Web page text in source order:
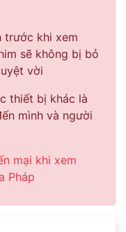
trước khi xem
sẽ không bị bỏ
vời
thiết bị khác là
mình và người
mại khi xem
Pháp